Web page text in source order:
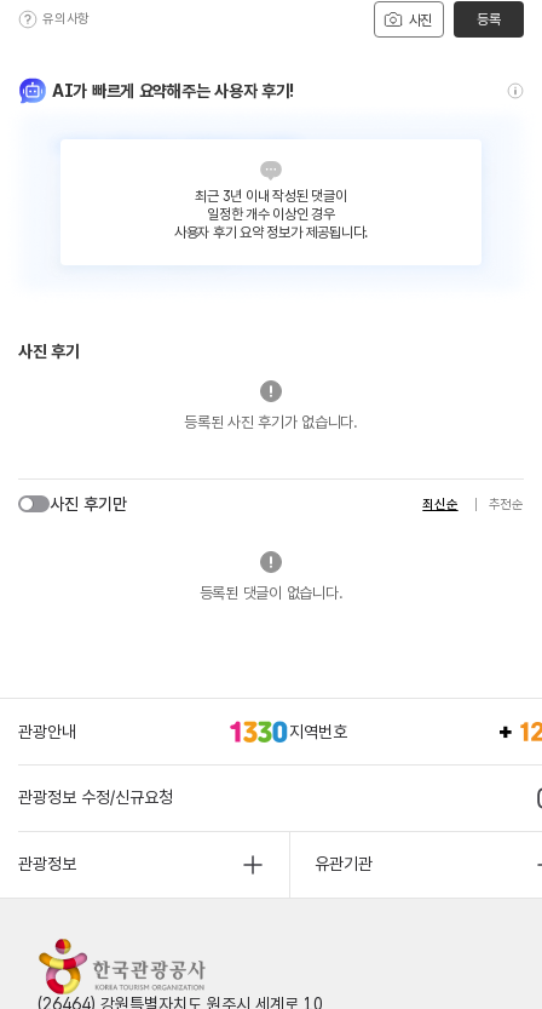
사진
유의사항 등록
AI가 빠르게 요약해주는 사용자 후기!
최근 3년 이내 작성된 댓글이
일정한 개수 이상인 경우
사용자 후기 요약 정보가 제공됩니다.
사진 후기
등록된 사진 후기가 없습니다.
사진 후기만 최신순 추천순
등록된 댓글이 없습니다.
관광안내 지역번호
관광정보 수정/신규요청
관광정보 유관기관
(26464) 강원특별자치도 원주시 세계로 10